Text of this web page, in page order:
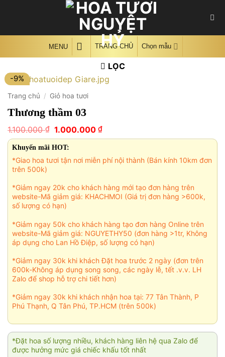
MENU TRANG CHỦ Chọn mẫu
LỌC
-9%
Trang chủ / Giỏ hoa tươi
Thương thầm 03
1.100.000₫ Giá
gốc
là:
1.100.000 ₫.
1.000.000 ₫Giá
hiện
1.000.000 ₫.
Khuyến mãi HOT:
*Giao hoa tươi tận nơi miễn phí nội thành (Bán kính 10km đơn
trên 500k)
*Giảm ngay 20k cho khách hàng mới tạo đơn hàng trên
website-Mã giảm giá: KHACHMOI (Giá trị đơn hàng >600k,
số lượng có hạn)
*Giảm ngay 50k cho khách hàng tạo đơn hàng Online trên
website-Mã giảm giá: NGUYETHY50 (đơn hàng >1tr, Không
áp dụng cho Lan Hồ Điệp, số lượng có hạn)
*Giảm ngay 30k khi khách Đặt hoa trước 2 ngày (đơn trên
600k-Không áp dụng song song, các ngày lễ, tết .v.v. LH
Zalo để shop hỗ trợ chi tiết hơn)
*Giảm ngay 30k khi khách nhận hoa tại: 77 Tân Thành, P
Phú Thạnh, Q Tân Phú, TP.HCM (trên 500k)
*Đặt hoa số lượng nhiều, khách hàng liên hệ qua Zalo để
được hưởng mức giá chiếc khấu tốt nhất